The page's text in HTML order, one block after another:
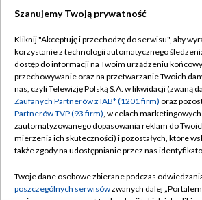
TVP
Abonament TVP
Emisja w TVP
Centrum informacji TVP
Naziemna Telewizja Cyfrowa
Rada Programowa
Regulamin TVP
Polityka
Moje zgody
Pomoc
Kontakt
Szanujemy Twoją prywatność
Kliknij "Akceptuję i przechodzę do serwisu", aby
korzystanie z technologii automatycznego
dostęp do informacji na Twoim urządzeniu
przechowywanie oraz na przetwarzanie Twoich
nas, czyli Telewizję Polską S.A. w likwidacji (zwaną
Zaufanych Partnerów z IAB* (1201 firm) oraz
Partnerów TVP (93 firm), w celach
zautomatyzowanego dopasowania reklam do
mierzenia ich skuteczności) i pozostałych, które
także zgody na udostępnianie przez nas
Twoje dane osobowe zbierane podczas
poszczególnych serwisówzwanych dalej